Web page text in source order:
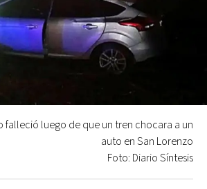
falleció luego de que un tren chocara a un
auto en San Lorenzo
Foto: Diario Síntesis